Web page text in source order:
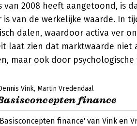
van 2008 heeft aangetoond, is
van de werkelijke waarde. In
dalen, waardoor activa ver
laat zien dat marktwaarde
maar ook door
Vink Martin Vredendaal
finance
finance' van Vink en